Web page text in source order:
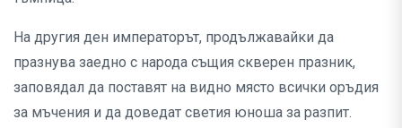
На другия ден императорът, продължавайки да
празнува заедно с народа същия скверен празник,
заповядал да поставят на видно място всички оръдия
за мъчения и да доведат светия юноша за разпит.